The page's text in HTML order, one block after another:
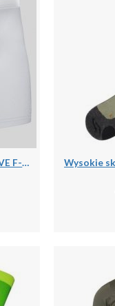
Bokserki męskie Odlo ACTIVE F-DRyIGHT ECO